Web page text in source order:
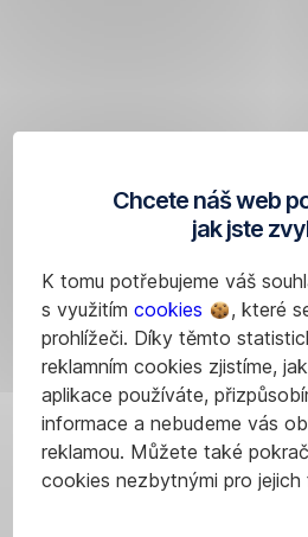
Chcete náš web
jak jste
K tomu potřebujeme váš
s využitím cookies
, které
prohlížeči. Díky těmto
reklamním cookies zjistíme,
aplikace používáte,
informace a nebudeme vás
reklamou. Můžete také
cookies nezbytnými pro jejich